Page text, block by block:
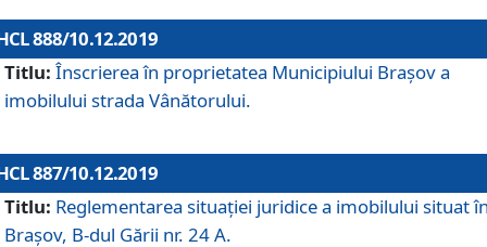
888/10.12.2019
Titlu: Înscrierea în proprietatea Municipiului Braşov a
imobilului strada Vânătorului.
887/10.12.2019
Titlu: Reglementarea situației juridice a imobilului situat
Brașov, B-dul Gării nr. 24 A.